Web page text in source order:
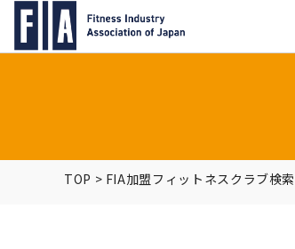
TOP > FIA加盟フィットネスクラブ検索